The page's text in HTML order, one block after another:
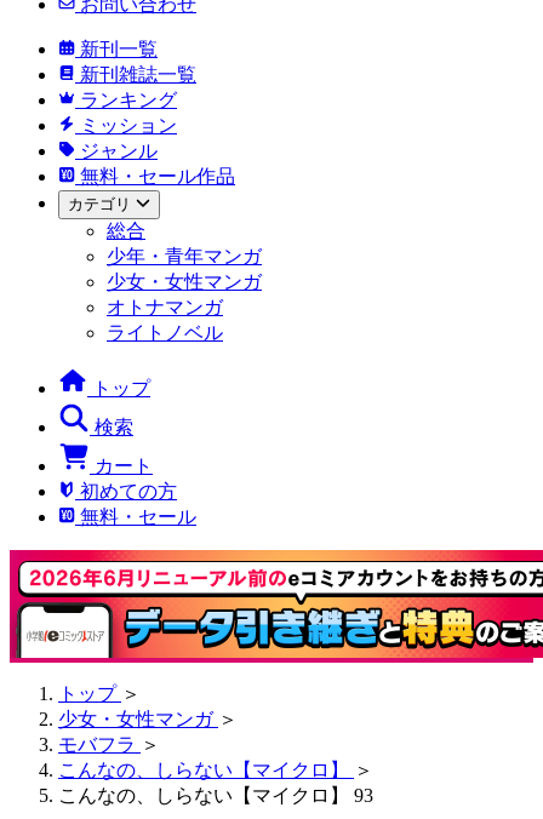
お問い合わせ
新刊一覧
新刊雑誌一覧
ランキング
ミッション
ジャンル
無料・セール作品
カテゴリ
総合
少年・青年マンガ
少女・女性マンガ
オトナマンガ
ライトノベル
トップ
検索
カート
初めての方
無料・セール
トップ ＞
少女・女性マンガ ＞
モバフラ ＞
こんなの、しらない【マイクロ】
＞
こんなの、しらない【マイクロ】 93